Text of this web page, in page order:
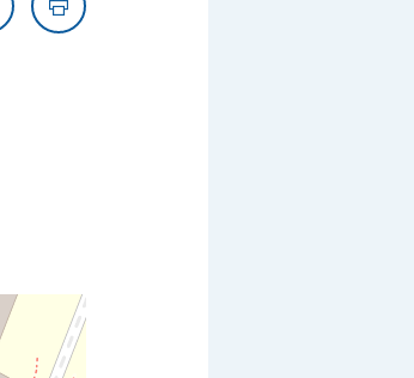
Imprimer